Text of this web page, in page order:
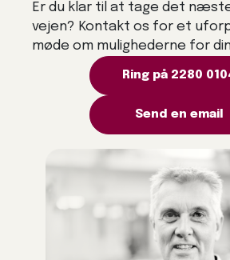
Er du klar til at tage det
vejen? Kontakt os for et
møde om mulighederne for
Ring på 2280
Send en email